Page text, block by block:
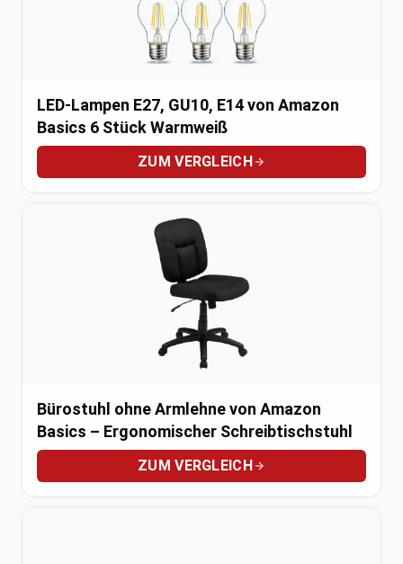
LED-Lampen E27, GU10, E14 von Amazon
Basics 6 Stück Warmweiß
ZUM VERGLEICH
Bürostuhl ohne Armlehne von Amazon
Basics – Ergonomischer Schreibtischstuhl
ZUM VERGLEICH